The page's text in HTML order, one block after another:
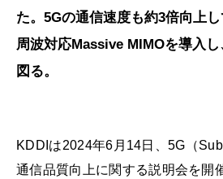
た。5Gの通信速度も約3倍向上
周波対応Massive MIMOを導入
図る。
KDDIは2024年6月14日、5G（
通信品質向上に関する説明会を開